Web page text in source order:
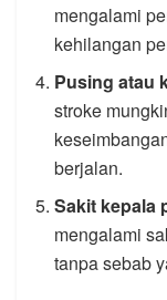
mengalami
kehilangan
Pusing atau
stroke
berjalan.
Sakit kepala
mengalami
tanpa sebab